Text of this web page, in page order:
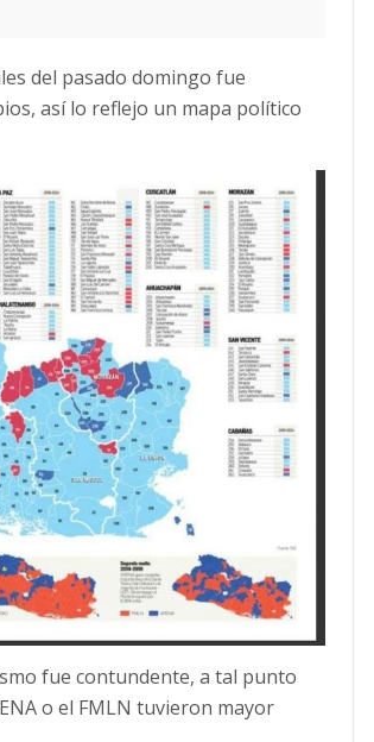
del pasado domingo fue
así lo reflejo un mapa político
fue contundente, a tal punto
o el FMLN tuvieron mayor